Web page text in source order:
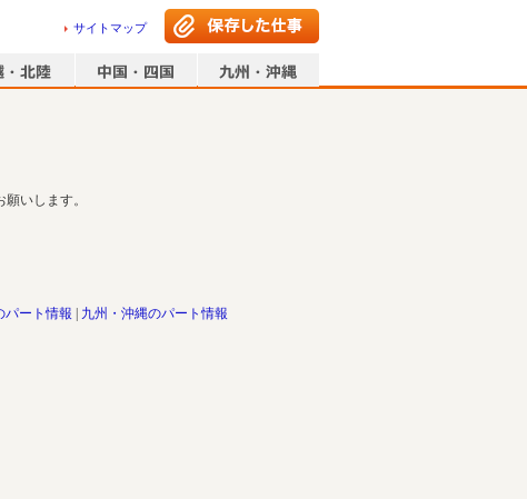
サイトマップ
いします。
パート情報 九州・沖縄のパート情報